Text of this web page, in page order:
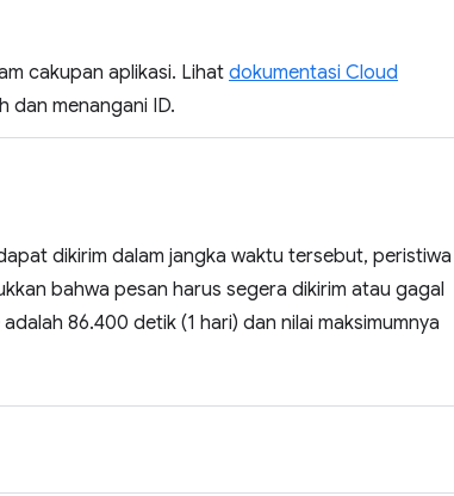
cakupan aplikasi. Lihatdokumentasi Cloud
dan menangani ID.
dikirim dalam jangka waktu tersebut, peristiwa
bahwa pesan harus segera dikirim atau gagal
86.400 detik (1 hari) dan nilai maksimumnya